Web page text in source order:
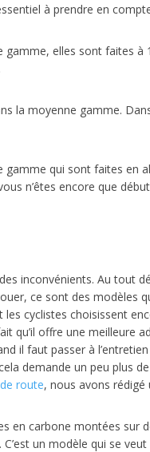
à prendre en
elles sont faites à
la moyenne gamme.
gamme qui sont faites en
n’êtes encore que
inconvénients. Au tout
ce sont des modèles
cyclistes choisissent
qu’il offre une meilleure
il faut passer à
demande un peu plus
route, nous avons
en carbone montées sur
un modèle qui se